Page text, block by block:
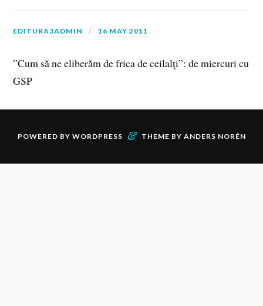
EDITURA3ADMIN 16 MAY 2011
”Cum să ne eliberăm de frica de ceilalţi”: de miercuri cu
GSP
POWERED BY WORDPRESS & THEME BY ANDERS NORÉN